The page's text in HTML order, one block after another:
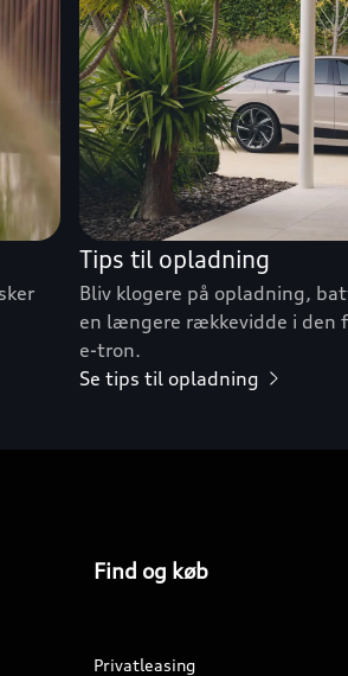
Tips til opladning
Bliv klogere på opladning,
en længere rækkevidde i den
e-tron.
Se tips til opladning
Find og køb
Privatleasing